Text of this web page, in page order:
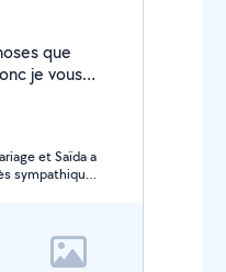
que
je vous
et Saïda a
sympathique,